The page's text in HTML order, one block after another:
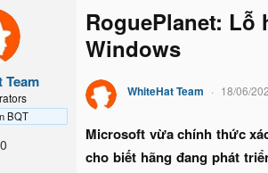
Team
BQT
RoguePlanet: Lỗ
Windows
WhiteHat Team 18/06/
Microsoft vừa chính thức
cho biết hãng đang phát